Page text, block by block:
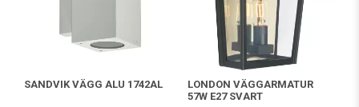
SANDVIK VÄGG ALU 1742AL
LONDON VÄGGARMATUR
57W E27 SVART